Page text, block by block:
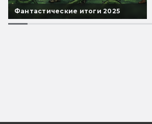
Фантастические итоги 2025